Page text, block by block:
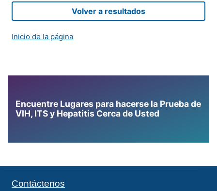
Volver a resultados
Inicio de la página
Encuentre Lugares para hacerse la Prueba de
VIH, ITS y Hepatitis Cerca de Usted
Contáctenos